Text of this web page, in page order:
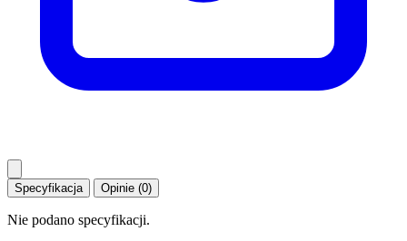
Specyfikacja Opinie (0)
Nie podano specyfikacji.